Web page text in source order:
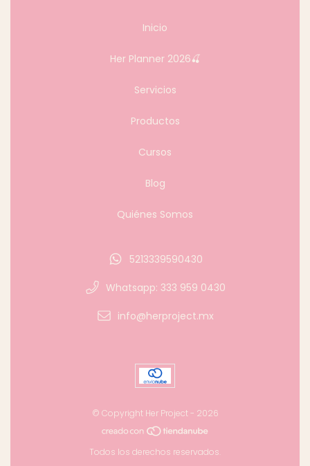
Inicio
Her Planner 2026🍒
Servicios
Productos
Cursos
Blog
Quiénes Somos
5213339590430
Whatsapp: 333 959 0430
info@herproject.mx
© Copyright Her Project - 2026
Todos los derechos reservados.